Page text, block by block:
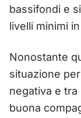
bassifondi e
livelli minimi
Nonostante
situazione
negativa e tra
buona